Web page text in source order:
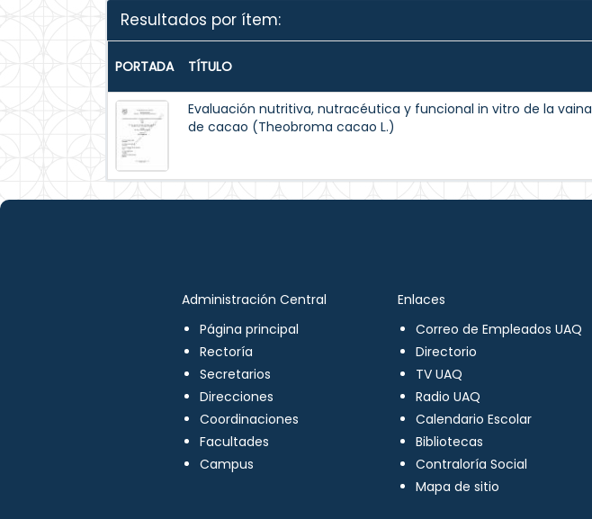
Resultados por ítem:
PORTADA TÍTULO
Evaluación nutritiva, nutracéutica y funcional in vitro de la vaina
de cacao (Theobroma cacao L.)
Administración Central
Página principal
Rectoría
Secretarios
Direcciones
Coordinaciones
Facultades
Campus
Enlaces
Correo de Empleados UAQ
Directorio
TV UAQ
Radio UAQ
Calendario Escolar
Bibliotecas
Contraloría Social
Mapa de sitio